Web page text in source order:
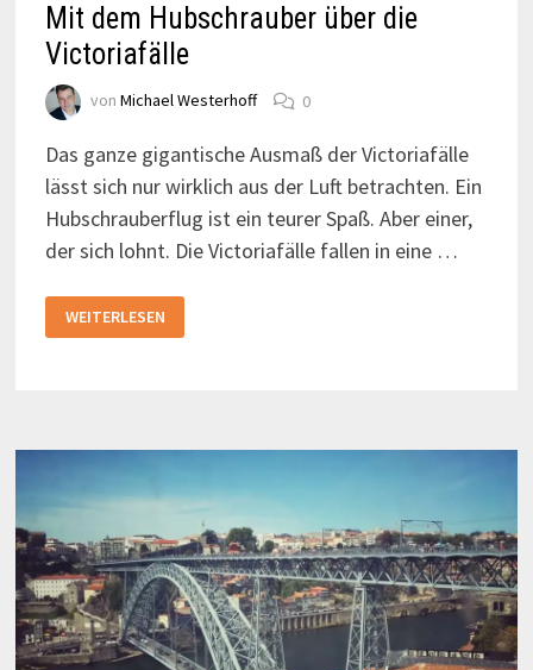
Mit dem Hubschrauber über die
Victoriafälle
von Michael Westerhoff 0
Das ganze gigantische Ausmaß der Victoriafälle
lässt sich nur wirklich aus der Luft betrachten. Ein
Hubschrauberflug ist ein teurer Spaß. Aber einer,
der sich lohnt. Die Victoriafälle fallen in eine …
DEM
HUBSCHRAUBER
WEITERLESEN